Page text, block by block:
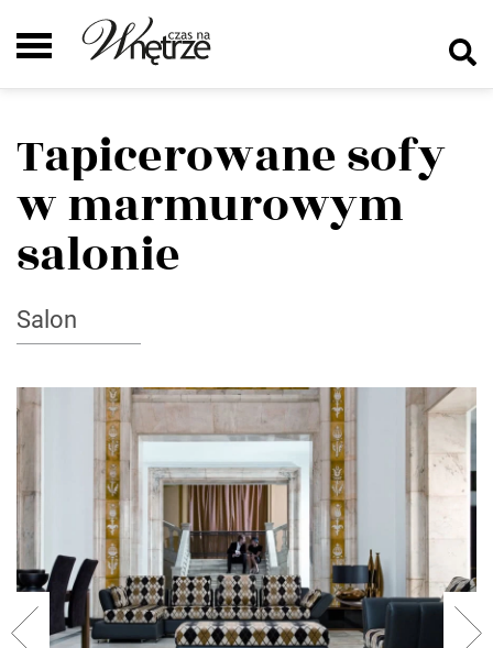
Tapicerowane sofy
w marmurowym
salonie
Salon